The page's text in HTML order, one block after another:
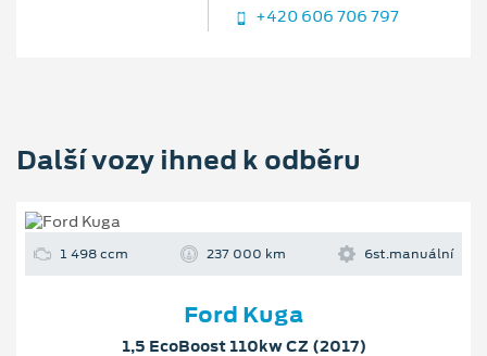
+420 606 706 797
Další vozy ihned k odběru
1 498 ccm 237 000 km 6st.manuální
Ford Kuga
1,5 EcoBoost 110kw CZ (2017)